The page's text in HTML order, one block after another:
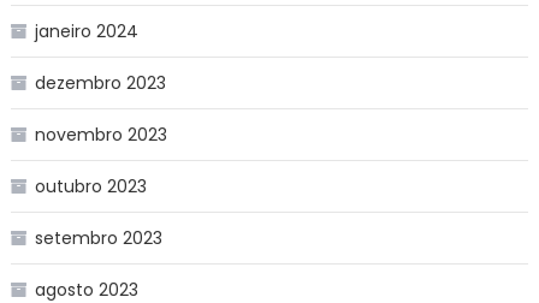
janeiro 2024
dezembro 2023
novembro 2023
outubro 2023
setembro 2023
agosto 2023